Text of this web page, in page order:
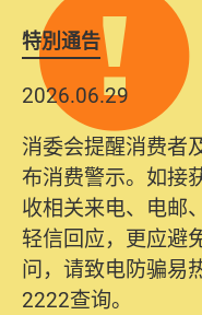
特別通告
2026.06.29
消委会提醒消费者
布消费警示。如接
收相关来电、电邮
轻信回应，更应避
问，请致电防骗易
2222查询。